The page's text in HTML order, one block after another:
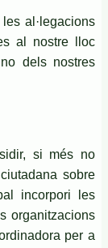
al·legacions
al nostre lloc
dels nostres
si més no
sobre
incorpori les
organitzacions
per a